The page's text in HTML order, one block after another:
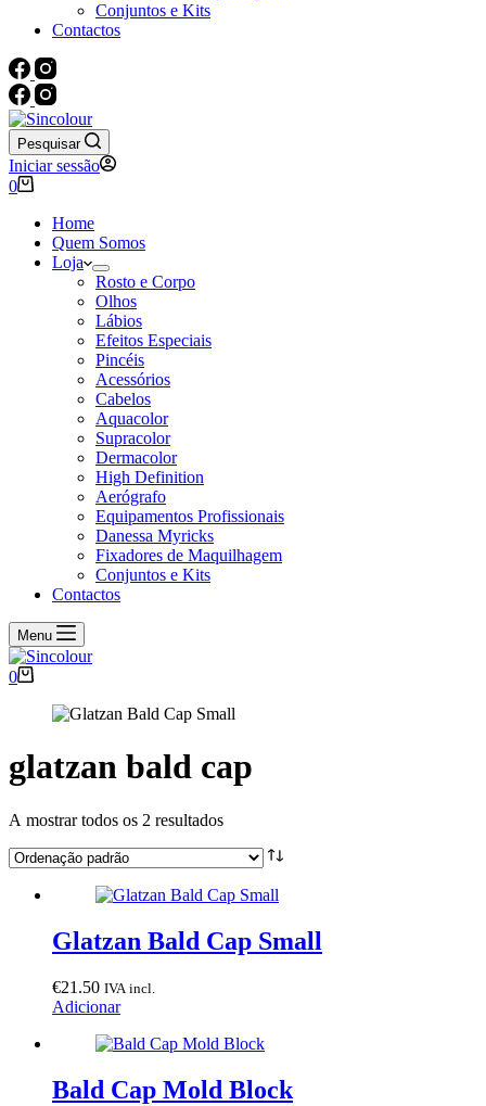
Conjuntos e Kits
Contactos
Pesquisar
Iniciar sessão
Carrinho
compras
0
Home
Quem Somos
Loja
Rosto e Corpo
Olhos
Lábios
Efeitos Especiais
Pincéis
Acessórios
Cabelos
Aquacolor
Supracolor
Dermacolor
High Definition
Aerógrafo
Equipamentos Profissionais
Danessa Myricks
Fixadores de Maquilhagem
Conjuntos e Kits
Contactos
Menu
Carrinho
compras
0
glatzan bald cap
A mostrar todos os 2 resultados
Glatzan Bald Cap Small
€21.50 IVA incl.
Adicionar
Bald Cap Mold Block